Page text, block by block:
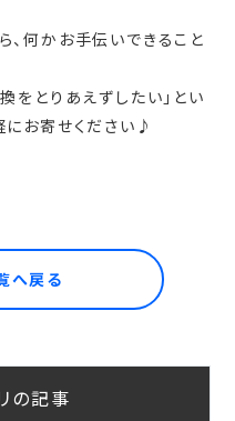
何かお手伝いできること
をとりあえずしたい」とい
にお寄せください♪
の記事
へ戻る